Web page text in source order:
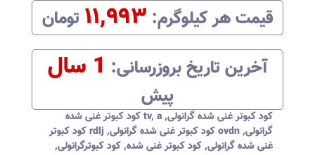
قیمت هرکیلوگرم:‌ ۱۱,۹۹۳ تومان
آخرین تاریخ بروزرسانی:‌ 1 سال
پیش
کود کبوتر غنی شده گرانولی,
tv,
a کود کبوتر غنی شده
گرانولی,ovdn کود کبوتر غنی شده گرانولی ,
rdlj کود کبوتر
غنی شده گرانولی,کود کبوتر غنی شده,کود کبوترگرانولی,